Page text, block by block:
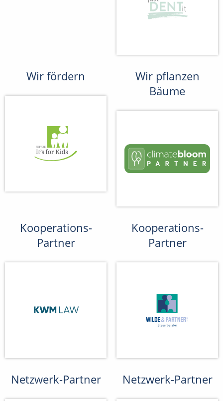
Wir fördern
Wir pflanzen
Bäume
Kooperations-
Partner
Kooperations-
Partner
Netzwerk-Partner Netzwerk-Partner